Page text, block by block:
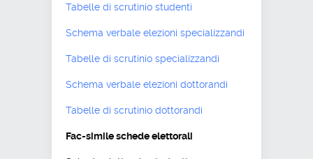
Tabelle di scrutinio studenti
Schema verbale elezioni specializzandi
Tabelle di scrutinio specializzandi
Schema verbale elezioni dottorandi
Tabelle di scrutinio dottorandi
Fac-simile schede elettorali